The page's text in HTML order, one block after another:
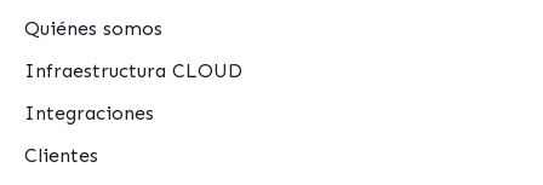
Quiénes somos
Infraestructura CLOUD
Integraciones
Clientes